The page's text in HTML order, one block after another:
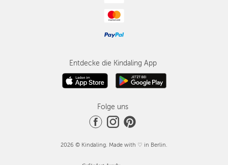
Entdecke die Kindaling App
Folge uns
2026 © Kindaling. Made with ♡ in Berlin.